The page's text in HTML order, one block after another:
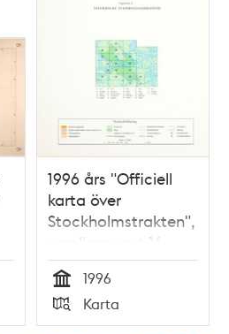
1996 års "Officiell
karta över
Stockholmstrakten",
samlingspost 16
blad
Tid
1996
Typ
Karta